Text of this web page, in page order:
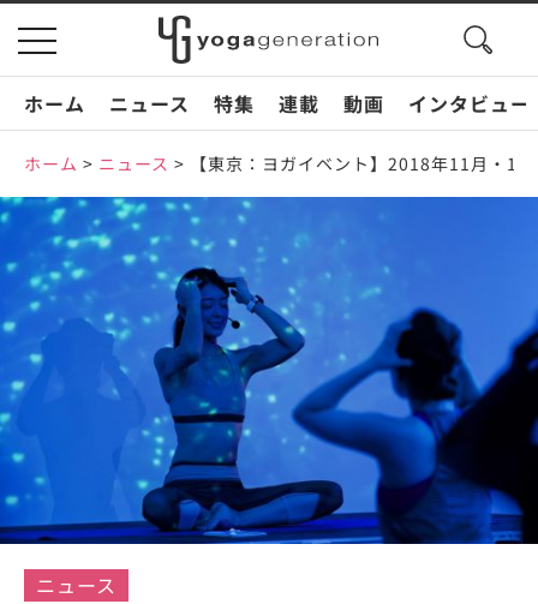
toggle
navigation
search
ホーム
ニュース 特集 連載 動画 インタビュー
ホーム > ニュース > 【東京：ヨガイベント】2018年11月・
ニュース